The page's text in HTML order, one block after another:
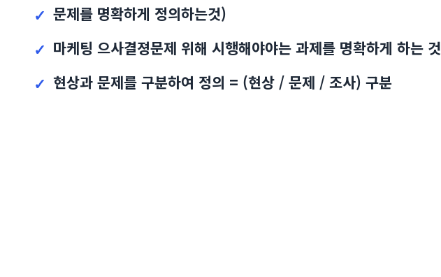
문제를 명확하게 정의하는것)
마케팅 으사결졍문제 위해 시행해야야는 과제를 명확하게 하는 것
현상과 문제를 구분하여 정의 = (현상 / 문제 / 조사) 구분